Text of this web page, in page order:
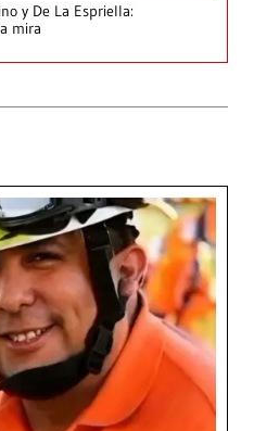
y De La Espriella:
mira